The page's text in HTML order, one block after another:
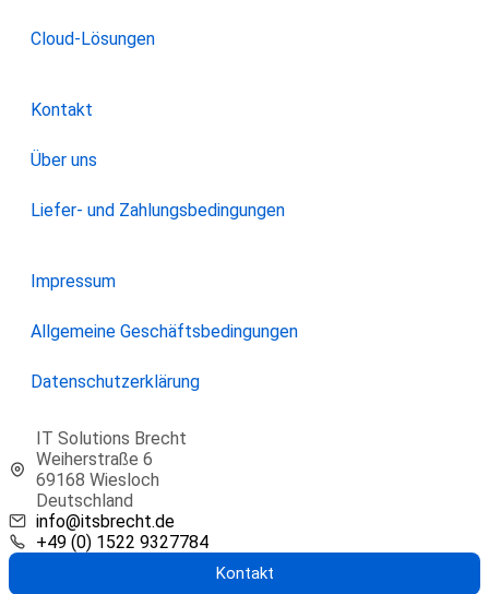
Cloud-Lösungen
Kontakt
Über uns
Liefer- und Zahlungsbedingungen
Impressum
Allgemeine Geschäftsbedingungen
Datenschutzerklärung
IT Solutions Brecht
Weiherstraße 6
69168 Wiesloch
Deutschland
info@itsbrecht.de
+49 (0) 1522 9327784
Kontakt